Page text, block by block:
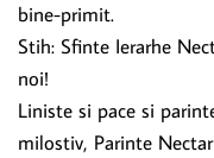
bine-primit.
Stih: Sfinte Ierarhe
noi!
Liniste si pace si
milostiv, Parinte